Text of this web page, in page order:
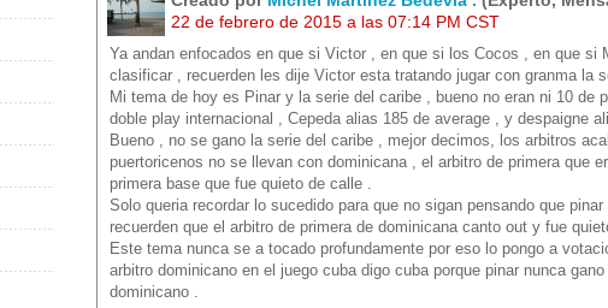
22 de febrero de 2015 a las 07:14 PM CST
Ya andan enfocados en que si Victor , en que si los Cocos , en que si
clasificar , recuerden les dije Victor esta tratando jugar con granma la
Mi tema de hoy es Pinar y la serie del caribe , bueno no eran ni 10 de
doble play internacional , Cepeda alias 185 de average , y despaigne
Bueno , no se gano la serie del caribe , mejor decimos, los arbitros
puertoricenos no se llevan con dominicana , el arbitro de primera que
primera base que fue quieto de calle .
Solo queria recordar lo sucedido para que no sigan pensando que
recuerden que el arbitro de primera de dominicana canto out y fue
Este tema nunca se a tocado profundamente por eso lo pongo a
arbitro dominicano en el juego cuba digo cuba porque pinar nunca
dominicano .